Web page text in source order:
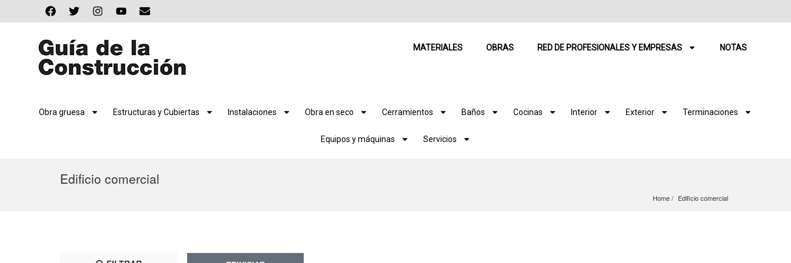
MATERIALES OBRAS RED DE PROFESIONALES Y EMPRESAS NOTAS
Obra gruesa Estructuras y Cubiertas Instalaciones Obra en seco Cerramientos Baños Cocinas Interior Exterior Terminaciones
Equipos y máquinas Servicios
Edificio comercial
Home Edificio comercial